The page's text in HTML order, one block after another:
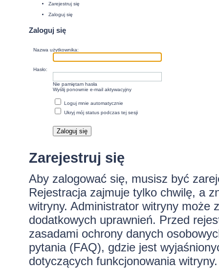
Zarejestruj się
Zaloguj się
Zaloguj się
Nazwa użytkownika:
Hasło:
Nie pamiętam hasła
Wyślij ponownie e-mail aktywacyjny
Loguj mnie automatycznie
Ukryj mój status podczas tej sesji
Zarejestruj się
Aby zalogować się, musisz być
Rejestracja zajmuje tylko chwilę, a
witryny. Administrator witryny może
dodatkowych uprawnień. Przed
zasadami ochrony danych
pytania (FAQ), gdzie jest
dotyczących funkcjonowania witryny.